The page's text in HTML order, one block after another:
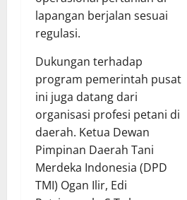
lapangan berjalan sesuai
regulasi.
​Dukungan terhadap
program pemerintah pusat
ini juga datang dari
organisasi profesi petani di
daerah. Ketua Dewan
Pimpinan Daerah Tani
Merdeka Indonesia (DPD
TMI) Ogan Ilir, Edi